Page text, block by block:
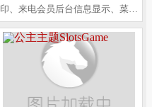
印、来电会员后台信息显示、菜品